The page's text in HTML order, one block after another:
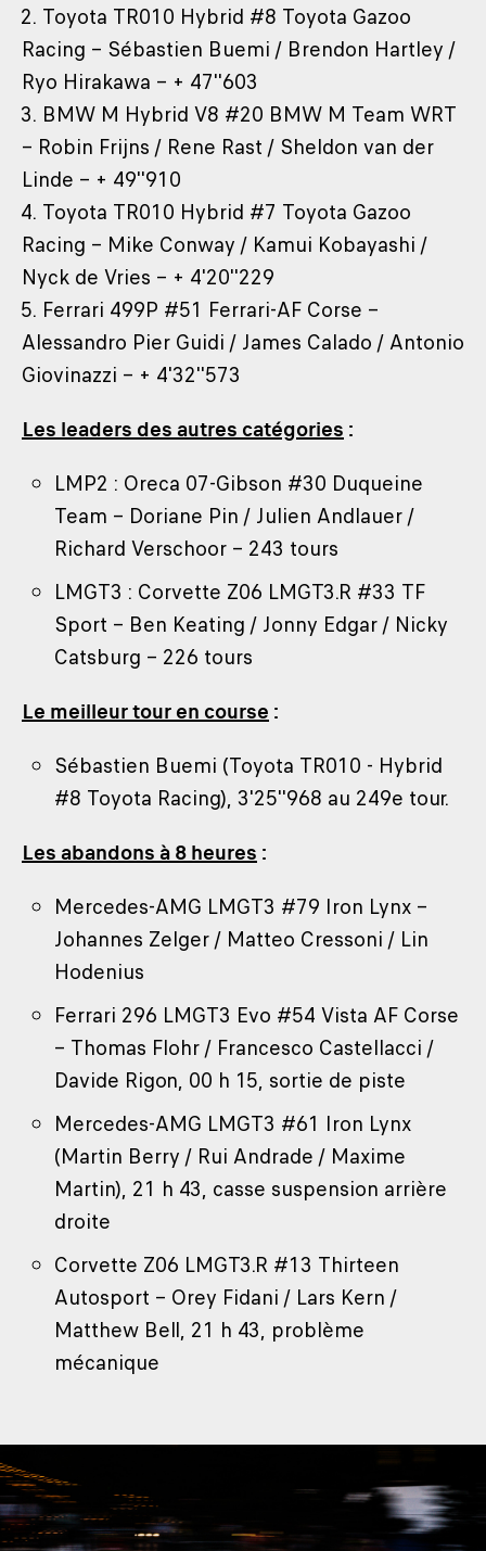
2. Toyota TR010 Hybrid #8 Toyota Gazoo
Racing – Sébastien Buemi / Brendon Hartley /
Ryo Hirakawa – + 47''603
3. BMW M Hybrid V8 #20 BMW M Team WRT
– Robin Frijns / Rene Rast / Sheldon van der
Linde – + 49''910
4. Toyota TR010 Hybrid #7 Toyota Gazoo
Racing – Mike Conway / Kamui Kobayashi /
Nyck de Vries – + 4'20''229
5. Ferrari 499P #51 Ferrari-AF Corse –
Alessandro Pier Guidi / James Calado / Antonio
Giovinazzi – + 4'32''573
Les leaders des autres catégories :
LMP2 : Oreca 07-Gibson #30 Duqueine
Team – Doriane Pin / Julien Andlauer /
Richard Verschoor – 243 tours
LMGT3 : Corvette Z06 LMGT3.R #33 TF
Sport – Ben Keating / Jonny Edgar / Nicky
Catsburg – 226 tours
Le meilleur tour en course :
Sébastien Buemi (Toyota TR010 - Hybrid
#8 Toyota Racing), 3'25''968 au 249e tour.
Les abandons à 8 heures :
Mercedes-AMG LMGT3 #79 Iron Lynx –
Johannes Zelger / Matteo Cressoni / Lin
Hodenius
Ferrari 296 LMGT3 Evo #54 Vista AF Corse
– Thomas Flohr / Francesco Castellacci /
Davide Rigon, 00 h 15, sortie de piste
Mercedes-AMG LMGT3 #61 Iron Lynx
(Martin Berry / Rui Andrade / Maxime
Martin), 21 h 43, casse suspension arrière
droite
Corvette Z06 LMGT3.R #13 Thirteen
Autosport – Orey Fidani / Lars Kern /
Matthew Bell, 21 h 43, problème
mécanique